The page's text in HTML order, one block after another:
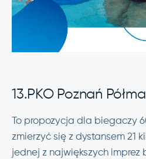
13.PKO Poznań
To propozycja dla biegaczy
zmierzyć się z dystansem 21
jednej z największych imprez